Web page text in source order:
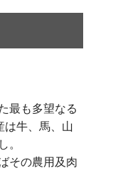
最も多望なる
牛、馬、山
その農用及肉